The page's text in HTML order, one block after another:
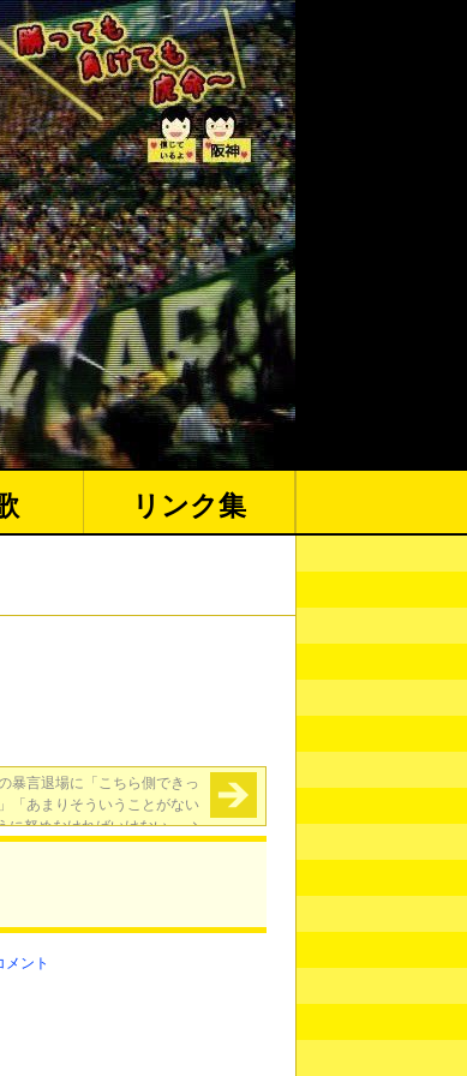
リンク集
暴言退場に「こちら側できっ
「あまりそういうことがない
に努めなければいけない」→
メント